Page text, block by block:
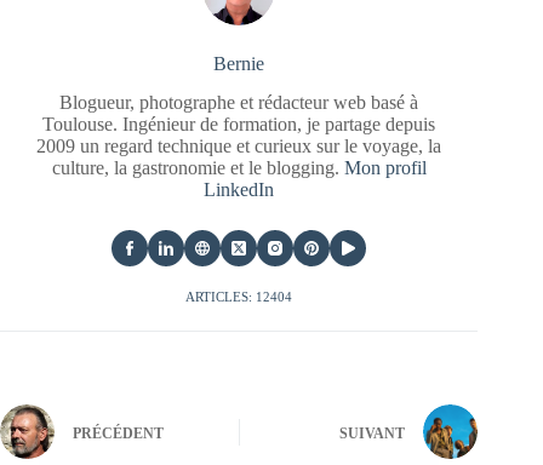
Bernie
Blogueur, photographe et rédacteur web basé à
Toulouse. Ingénieur de formation, je partage depuis
2009 un regard technique et curieux sur le voyage, la
culture, la gastronomie et le blogging. Mon profil
LinkedIn
ARTICLES: 12404
PRÉCÉDENT SUIVANT